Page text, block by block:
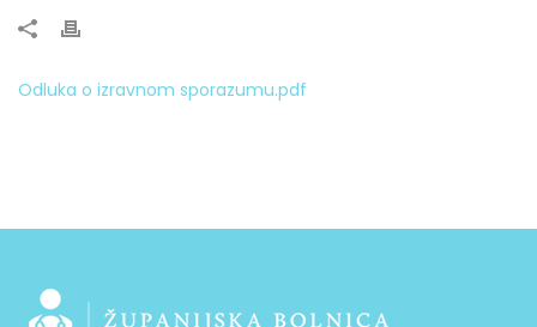
Odluka o izravnom sporazumu.pdf